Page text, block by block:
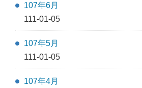
107年6月
111-01-05
107年5月
111-01-05
107年4月